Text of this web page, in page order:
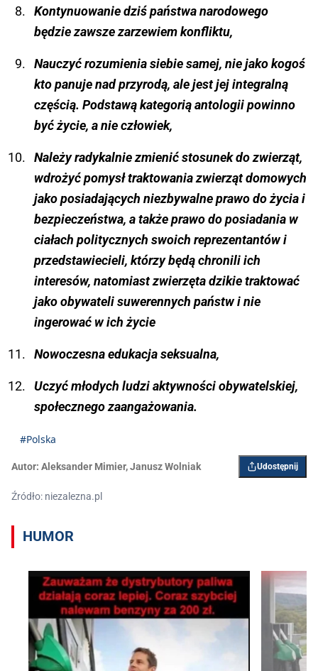
Kontynuowanie dziś państwa narodowego
będzie zawsze zarzewiem konfliktu,
Nauczyć rozumienia siebie samej, nie jako kogoś
kto panuje nad przyrodą, ale jest jej integralną
częścią. Podstawą kategorią antologii powinno
być życie, a nie człowiek,
Należy radykalnie zmienić stosunek do zwierząt,
wdrożyć pomysł traktowania zwierząt domowych
jako posiadających niezbywalne prawo do życia i
bezpieczeństwa, a także prawo do posiadania w
ciałach politycznych swoich reprezentantów i
przedstawiecieli, którzy będą chronili ich
interesów, natomiast zwierzęta dzikie traktować
jako obywateli suwerennych państw i nie
ingerować w ich życie
Nowoczesna edukacja seksualna,
Uczyć młodych ludzi aktywności obywatelskiej,
społecznego zaangażowania.
#Polska
Autor: Aleksander Mimier,Janusz Wolniak Udostępnij
Źródło: niezalezna.pl
HUMOR